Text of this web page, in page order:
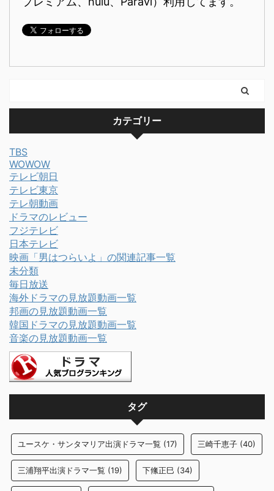
カテゴリー
TBS
WOWOW
テレビ朝日
テレビ東京
テレ朝動画
ドラマのレビュー
フジテレビ
日本テレビ
映画「男はつらいよ」の関連記事一覧
未分類
毎日放送
海外ドラマの見放題動画一覧
邦画の見放題動画一覧
韓国ドラマの見放題動画一覧
音楽の見放題動画一覧
タグ
ユースケ・サンタマリア出演ドラマ一覧 (17) 三崎千恵子 (40)
三浦翔平出演ドラマ一覧 (19) 下絛正巳 (34)